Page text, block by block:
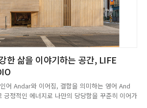
한 삶을 이야기하는 공간, LIFE
어 Andar와 이어짐, 결합을 의미하는 영어 And
긍정적인 에너지로 나만의 당당함을 꾸준히 이어가